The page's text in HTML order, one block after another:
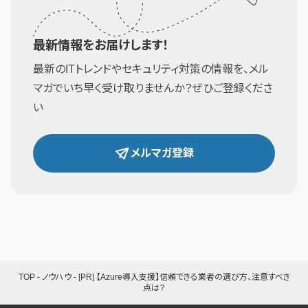
最新情報をお届けします！
最新のITトレンドやセキュリティ対策の情報を、メル
マガでいち早く受け取りませんか？ぜひご登録くださ
い
メルマガ登録
TOP- ノウハウ- [PR] 【Azure導入支援】信頼できる業者の選び方、注意すべき
点は？